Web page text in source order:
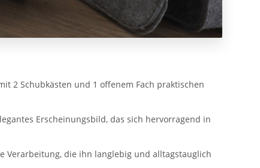
2 Schubkästen und 1 offenem Fach praktischen
Erscheinungsbild, das sich hervorragend in
Verarbeitung, die ihn langlebig und alltagstauglich